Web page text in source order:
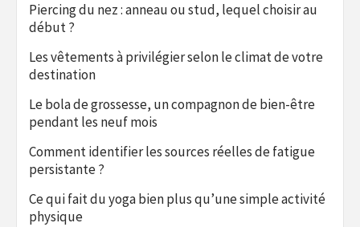
Piercing du nez : anneau ou stud, lequel choisir au
début ?
Les vêtements à privilégier selon le climat de votre
destination
Le bola de grossesse, un compagnon de bien-être
pendant les neuf mois
Comment identifier les sources réelles de fatigue
persistante ?
Ce qui fait du yoga bien plus qu’une simple activité
physique